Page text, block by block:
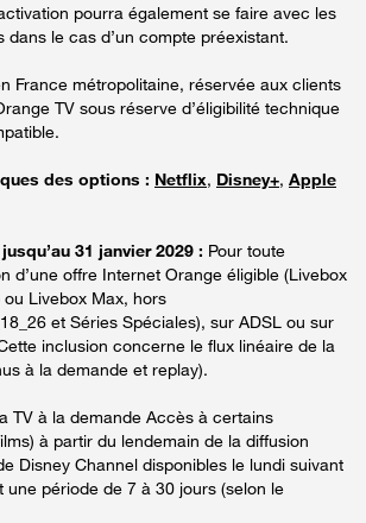
pourra également se faire avec les
dans le cas d’un compte préexistant.
France métropolitaine, réservée aux clients
TV sous réserve d’éligibilité technique
des options : Netflix, Disney+, Apple
31 janvier 2029 : Pour toute
d’une offre Internet Orange éligible (Livebox
Livebox Max, hors
et Séries Spéciales), sur ADSL ou sur
inclusion concerne le flux linéaire de la
à la demande et replay).
TV à la demande Accès à certains
à partir du lendemain de la diffusion
Disney Channel disponibles le lundi suivant
une période de 7 à 30 jours (selon le